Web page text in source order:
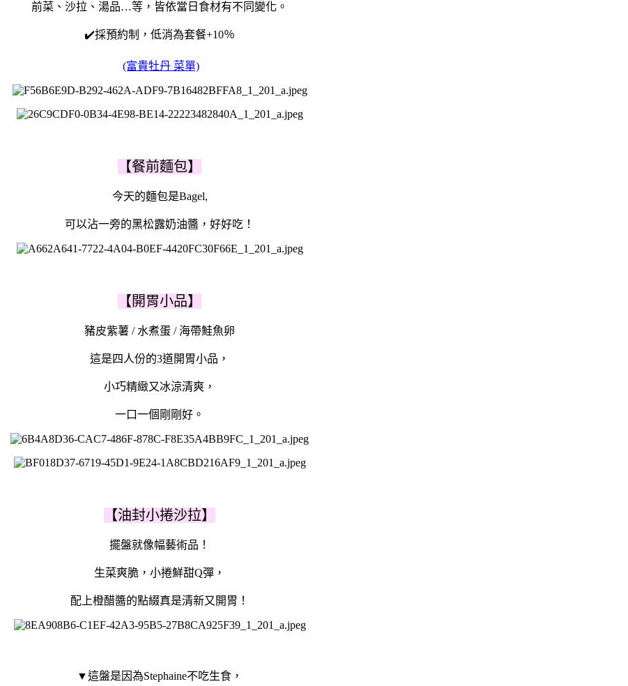
前菜、沙拉、湯品…等， 皆依當日食材有不同變化。
✔️採預約制，低消為套餐+10％
(富貴牡丹 菜單)
【餐前麵包】
今天的麵包是Bagel,
可以沾一旁的黑松露奶油醬，好好吃！
【開胃小品】
豬皮紫薯 / 水煮蛋 / 海帶鮭魚卵
這是四人份的3道開胃小品，
小巧精緻又冰涼清爽，
一口一個剛剛好。
【油封小捲沙拉】
擺盤就像幅藝術品！
生菜爽脆，小捲鮮甜Q彈，
配上橙醋醬的點綴真是清新又開胃！
▼這盤是因為Stephaine不吃生食，